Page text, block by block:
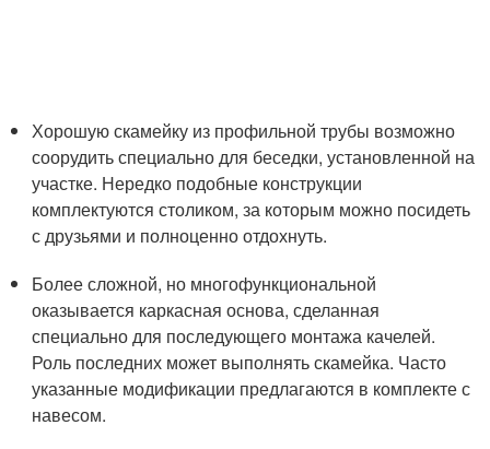
Хорошую скамейку из профильной трубы возможно
соорудить специально для беседки, установленной на
участке. Нередко подобные конструкции
комплектуются столиком, за которым можно посидеть
с друзьями и полноценно отдохнуть.
Более сложной, но многофункциональной
оказывается каркасная основа, сделанная
специально для последующего монтажа качелей.
Роль последних может выполнять скамейка. Часто
указанные модификации предлагаются в комплекте с
навесом.